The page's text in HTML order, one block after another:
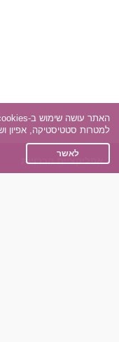
אפליקציית הכרויות
למטרות סטטיסטיקה, אפיון
לאשר